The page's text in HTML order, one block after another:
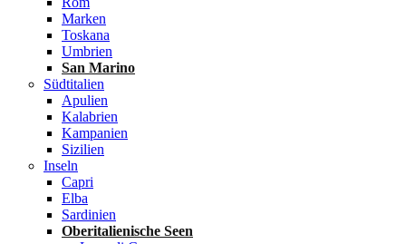
Marken
Toskana
Umbrien
San Marino
Südtitalien
Apulien
Kalabrien
Kampanien
Sizilien
Inseln
Capri
Elba
Sardinien
Oberitalienische Seen